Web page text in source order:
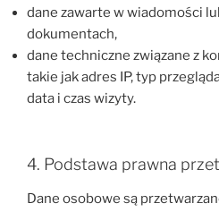
dane zawarte w wiadomości
dokumentach,
dane techniczne związane z
takie jak adres IP, typ
data i czas wizyty.
4. Podstawa prawna
Dane osobowe są